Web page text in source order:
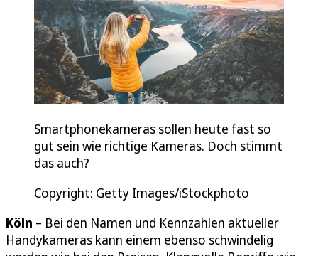
Smartphonekameras sollen heute fast so
gut sein wie richtige Kameras. Doch stimmt
das auch?
Copyright: Getty Images/iStockphoto
Köln – Bei den Namen und Kennzahlen aktueller
Handykameras kann einem ebenso schwindelig